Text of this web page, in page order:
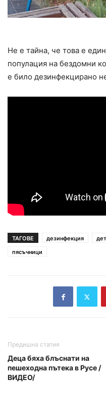
Не е тайна, че това е
популация на бездомни
е било дезинфекцирано
ТАГОВЕ дезинфекция
пясъчници
Предишна статия
Деца бяха блъснати на
пешеходна пътека в Русе /
ВИДЕО/